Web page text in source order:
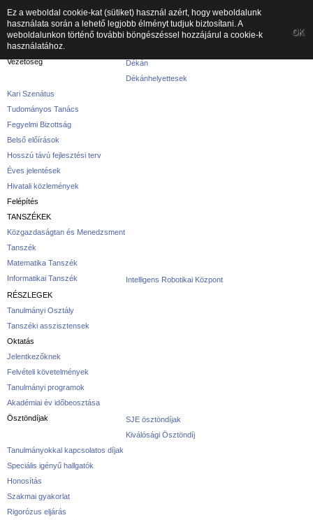
A kar
A karról
Vezetőség
Dékán
Dékánhelyettesek
Kari Szenátus
Tudományos Tanács
Fegyelmi Bizottság
Belső előírások
Hosszú távú fejlesztési terv
Éves jelentések
Hivatali közlemények
Felépítés
TANSZÉKEK
Közgazdaságtan és Menedzsment
Tanszék
Matematika Tanszék
Informatikai Tanszék
Intelligens Robotikai Központ
RÉSZLEGEK
Tanulmányi Osztály
Tanszéki asszisztensek
Oktatás
Jelentkezőknek
Felvételi követelmények
Tanulmányi programok
Akadémiai év időbeosztása
Ösztöndíjak
SJE ösztöndíjak
Kiválósági Ösztöndíj
Tanulmányokkal kapcsolatos díjak
Speciális igényű hallgatók
Honosítás
Szakmai gyakorlat
Rigorózus eljárás
Ez a weboldal cookie-kat (sütiket) használ azért, hogy weboldalunk
használata során a lehető legjobb élményt tudjuk biztosítani. A
weboldalunkon történő további böngészéssel hozzájárul a cookie-k
használatához.
OK